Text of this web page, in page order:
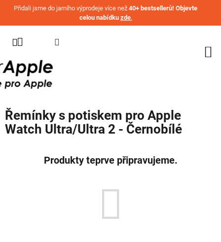
Přejít na obsah
Přidali jsme do jarního výprodeje více než 40+ bestsellerů! Objevte
celou nabídku zde.
IPHONE
MACBOOK
AIRPODS
Řemínky s potiskem pro Apple
Watch Ultra/Ultra 2 - Černobílé
Produkty teprve připravujeme.